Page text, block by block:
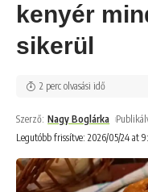
kenyér
sikerül
Legutóbb frissítve: 2026/05/24 at
Szerző: Nagy Boglárka
2 perc olvasási idő